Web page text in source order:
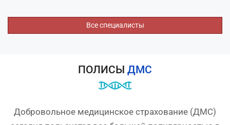
Все специалисты
ПОЛИСЫ ДМС
Добровольное медицинское страхование (ДМС)